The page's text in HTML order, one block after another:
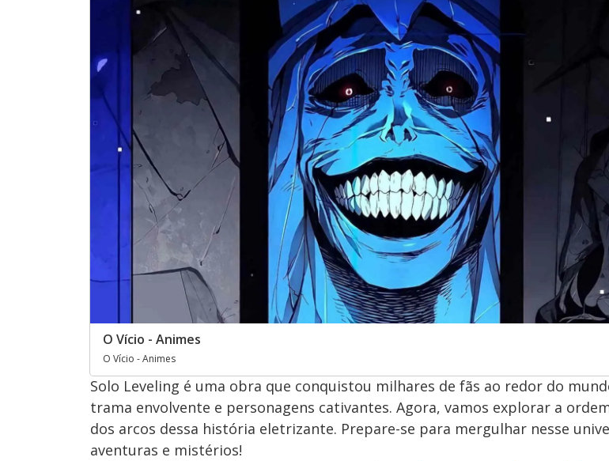
O Vício - Animes
O Vício - Animes
Solo Leveling é uma obra que conquistou milhares de fãs ao redor do
trama envolvente e personagens cativantes. Agora, vamos explorar a
dos arcos dessa história eletrizante. Prepare-se para mergulhar nesse
aventuras e mistérios!